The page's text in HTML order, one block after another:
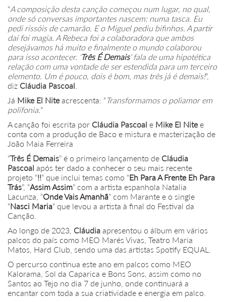
“A composição desta canção começou num lugar, no qual,
onde só conversas importantes nascem: numa tasca. Eu
pedi rissóis de camarão. E o Miguel pediu bifinhos. A partir
daí foi magia. A Rebeca foi a colaboradora que ambos
desejávamos há muito e finalmente o mundo colaborou
para isso acontecer. ‘ Três É Demais’ fala de uma hipotética
relação com uma vontade de ser estendida para um terceiro
elemento. Um é pouco, dois é bom, mas três já é demais!”,
diz Cláudia Pascoal
Já Mike El Niteacrescenta: “Transformamos o poliamor em
polifonia.”
A canção foi escrita por Cláudia Pascoal e Mike El Nitee
conta com a produção de Baco e mistura e masterização de
João Maia Ferreira
“Três É Demais” é o primeiro lançamento de Cláudia
Pascoal após ter dado a conhecer o seu mais recente
projeto “!!” que inclui temas como “Eh Para A Frente Eh Para
Trás”, “Assim Assim” com a artista espanhola Natalia
Lacunza, “Onde Vais Amanhã” com Marante e o single
“Nasci Maria” que levou a artista à final do Festival da
Canção.
Ao longo de 2023, Cláudia apresentou o álbum em vários
palcos do país como MEO Marés Vivas, Teatro Maria
Matos, Hard Club, sendo uma das artistas Spotify EQUAL.
O percurso continua este ano em palcos como MEO
Kalorama, Sol da Caparica e Bons Sons, assim como no
Santos ao Tejo no dia 7 de junho, onde continuará a
encantar com toda a sua criatividade e energia em palco.